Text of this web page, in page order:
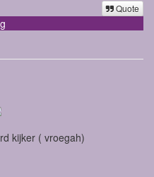
Quote
kijker ( vroegah)